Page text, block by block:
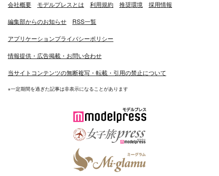
会社概要 モデルプレスとは 利用規約 推奨環境 採用情報
編集部からのお知らせ RSS一覧
アプリケーションプライバシーポリシー
情報提供・広告掲載・お問い合わせ
当サイトコンテンツの無断複写・転載・引用の禁止について
※一定期間を過ぎた記事は非表示になることがあります